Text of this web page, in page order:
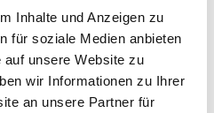
Inhalte und Anzeigen zu
für soziale Medien anbieten
unsere Website zu
wir Informationen zu Ihrer
an unsere Partner für
Kooperationsgesuche
Industrie wurde auf
zwischen Startups und
Modeindustrie gibt es auf der